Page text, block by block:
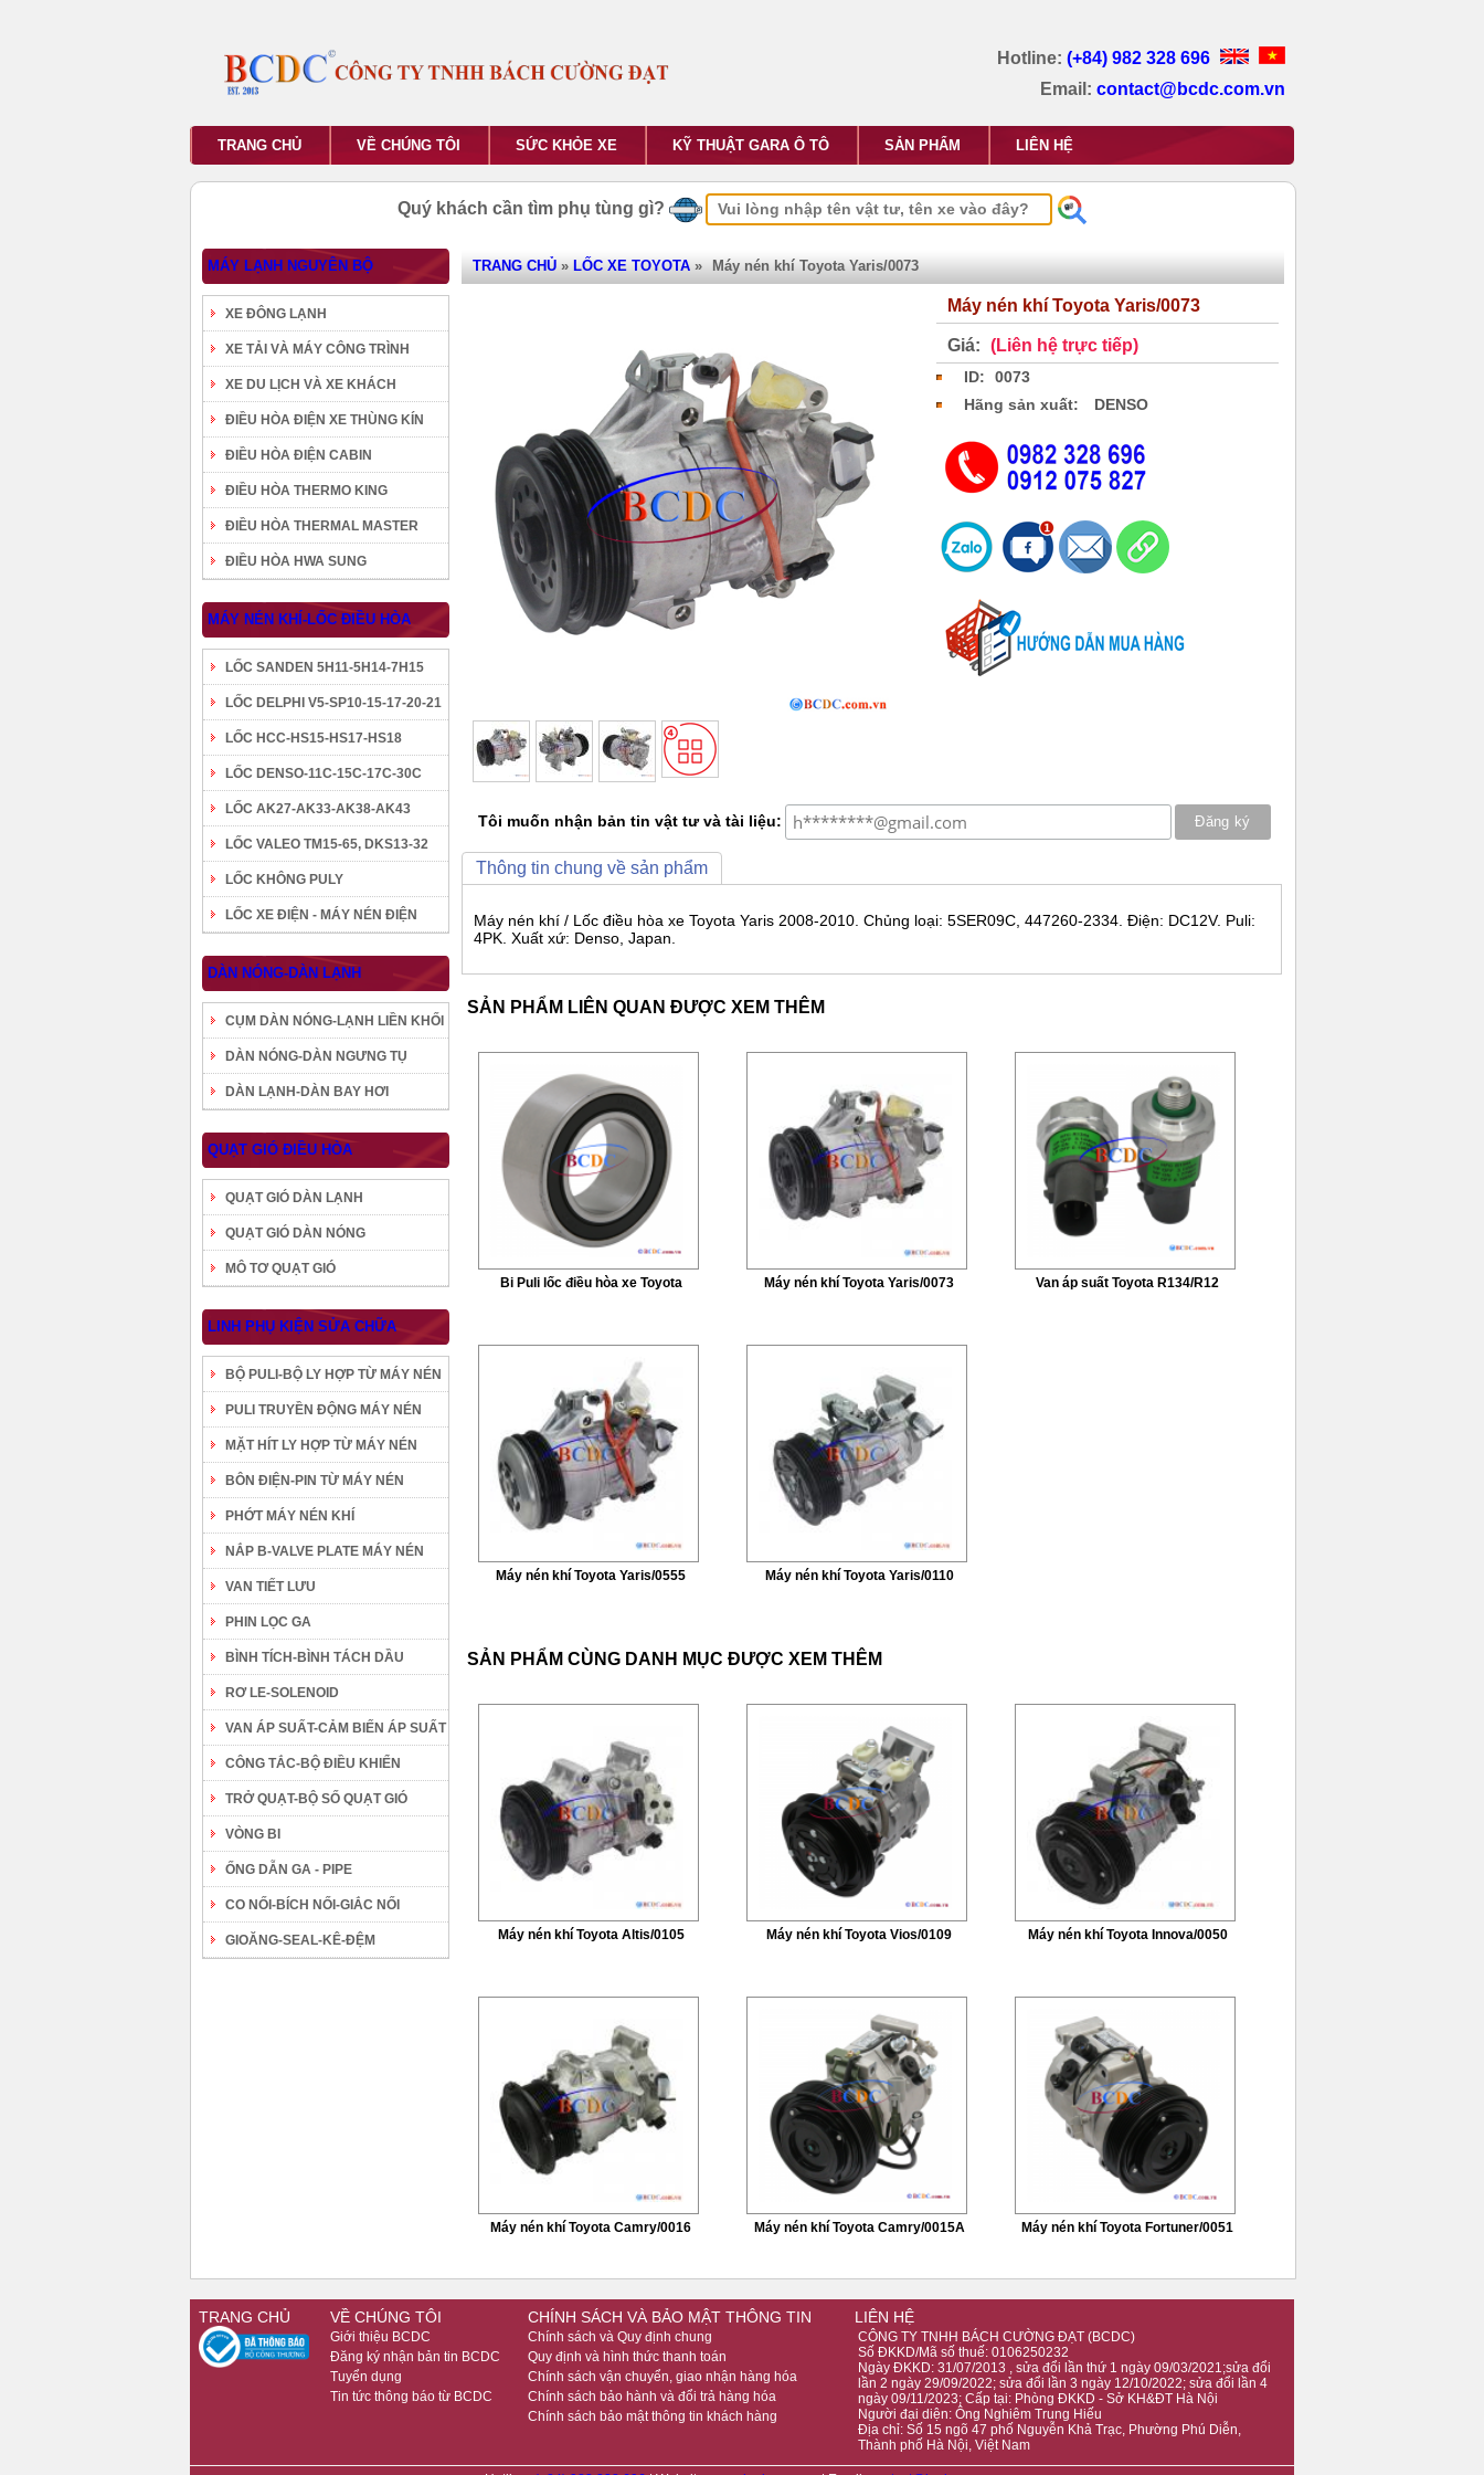
Hotline: (+84) 982 328 696
Email: contact@bcdc.com.vn
TRANG CHỦ VỀ CHÚNG TÔI SỨC KHỎE XE KỸ THUẬT GARA Ô TÔ SẢN PHẨM LIÊN HỆ
Quý khách cần tìm phụ tùng gì?
MÁY LẠNH NGUYÊN BỘ
XE ĐÔNG LẠNH
XE TẢI VÀ MÁY CÔNG TRÌNH
XE DU LỊCH VÀ XE KHÁCH
ĐIỀU HÒA ĐIỆN XE THÙNG KÍN
ĐIỀU HÒA ĐIỆN CABIN
ĐIỀU HÒA THERMO KING
ĐIỀU HÒA THERMAL MASTER
ĐIỀU HÒA HWA SUNG
MÁY NÉN KHÍ-LỐC ĐIỀU HÒA
LỐC SANDEN 5H11-5H14-7H15
LỐC DELPHI V5-SP10-15-17-20-21
LỐC HCC-HS15-HS17-HS18
LỐC DENSO-11C-15C-17C-30C
LỐC AK27-AK33-AK38-AK43
LỐC VALEO TM15-65, DKS13-32
LỐC KHÔNG PULY
LỐC XE ĐIỆN - MÁY NÉN ĐIỆN
DÀN NÓNG-DÀN LẠNH
CỤM DÀN NÓNG-LẠNH LIỀN KHỐI
DÀN NÓNG-DÀN NGƯNG TỤ
DÀN LẠNH-DÀN BAY HƠI
QUẠT GIÓ ĐIỀU HÒA
QUẠT GIÓ DÀN LẠNH
QUẠT GIÓ DÀN NÓNG
MÔ TƠ QUẠT GIÓ
LINH PHỤ KIỆN SỬA CHỮA
BỘ PULI-BỘ LY HỢP TỪ MÁY NÉN
PULI TRUYỀN ĐỘNG MÁY NÉN
MẶT HÍT LY HỢP TỪ MÁY NÉN
BÔN ĐIỆN-PIN TỪ MÁY NÉN
PHỚT MÁY NÉN KHÍ
NẮP B-VALVE PLATE MÁY NÉN
VAN TIẾT LƯU
PHIN LỌC GA
BÌNH TÍCH-BÌNH TÁCH DẦU
RƠ LE-SOLENOID
VAN ÁP SUẤT-CẢM BIẾN ÁP SUẤT
CÔNG TẮC-BỘ ĐIỀU KHIỂN
TRỞ QUẠT-BỘ SỐ QUẠT GIÓ
VÒNG BI
ỐNG DẪN GA - PIPE
CO NỐI-BÍCH NỐI-GIẮC NỐI
GIOĂNG-SEAL-KÊ-ĐỆM
TRANG CHỦ » LỐC XE TOYOTA » Máy nén khí Toyota Yaris/0073
Máy nén khí Toyota Yaris/0073
Giá: (Liên hệ trực tiếp)
ID:
0073
Hãng sản xuất:
DENSO
Tôi muốn nhận bản tin vật tư và tài liệu:
Thông tin chung về sản phẩm
Máy nén khí / Lốc điều hòa xe Toyota Yaris 2008-2010. Chủng loại: 5SER09C, 447260-2334. Điện: DC12V. Puli:
4PK. Xuất xứ: Denso, Japan.
SẢN PHẨM LIÊN QUAN ĐƯỢC XEM THÊM
Bi Puli lốc điều hòa xe Toyota Máy nén khí Toyota Yaris/0073 Van áp suất Toyota R134/R12
Máy nén khí Toyota Yaris/0555 Máy nén khí Toyota Yaris/0110
SẢN PHẨM CÙNG DANH MỤC ĐƯỢC XEM THÊM
Máy nén khí Toyota Altis/0105 Máy nén khí Toyota Vios/0109 Máy nén khí Toyota Innova/0050
Máy nén khí Toyota Camry/0016 Máy nén khí Toyota Camry/0015A Máy nén khí Toyota Fortuner/0051
TRANG CHỦ VỀ CHÚNG TÔI
Giới thiệu BCDC
Đăng ký nhận bản tin BCDC
Tuyển dụng
Tin tức thông báo từ BCDC
CHÍNH SÁCH VÀ BẢO MẬT THÔNG TIN
Chính sách và Quy định chung
Quy định và hình thức thanh toán
Chính sách vận chuyển, giao nhận hàng hóa
Chính sách bảo hành và đổi trả hàng hóa
Chính sách bảo mật thông tin khách hàng
LIÊN HỆ
CÔNG TY TNHH BÁCH CƯỜNG ĐẠT (BCDC)
Số ĐKKD/Mã số thuế: 0106250232
Ngày ĐKKD: 31/07/2013 , sửa đổi lần thứ 1 ngày 09/03/2021;sửa đổi
lần 2 ngày 29/09/2022; sửa đổi lần 3 ngày 12/10/2022; sửa đổi lần 4
ngày 09/11/2023; Cấp tại: Phòng ĐKKD - Sở KH&ĐT Hà Nội
Người đại diện: Ông Nghiêm Trung Hiếu
Địa chỉ: Số 15 ngõ 47 phố Nguyễn Khả Trạc, Phường Phú Diễn,
Thành phố Hà Nội, Việt Nam